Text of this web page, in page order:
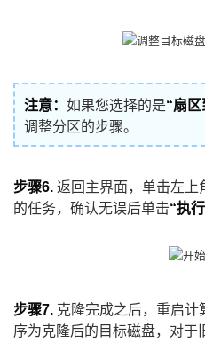
注意： 如果您选择的是“扇
调整分区的步骤。
步骤6. 返回主界面，单击左上
的任务，确认无误后单击“执
步骤7. 克隆完成之后，重启计
序为克隆后的目标磁盘，对